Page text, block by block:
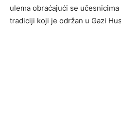
ulema obraćajući se
tradiciji koji je održan u Gazi